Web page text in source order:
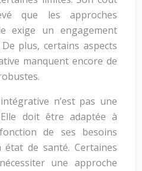
que les approches
exige un engagement
plus, certains aspects
manquent encore de
n’est pas une
doit être adaptée à
de ses besoins
de santé. Certaines
une approche